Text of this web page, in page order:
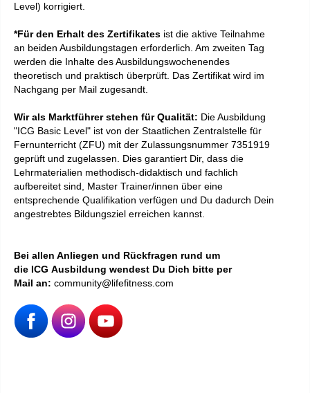
Level) korrigiert.
*Für den Erhalt des Zertifikates ist die aktive Teilnahme
an beiden Ausbildungstagen erforderlich. Am zweiten Tag
werden die Inhalte des Ausbildungswochenendes
theoretisch und praktisch überprüft. Das Zertifikat wird im
Nachgang per Mail zugesandt.
Wir als Marktführer stehen für Qualität: Die Ausbildung
"ICG Basic Level" ist von der Staatlichen Zentralstelle für
Fernunterricht (ZFU) mit der Zulassungsnummer 7351919
geprüft und zugelassen. Dies garantiert Dir, dass die
Lehrmaterialien methodisch-didaktisch und fachlich
aufbereitet sind, Master Trainer/innen über eine
entsprechende Qualifikation verfügen und Du dadurch Dein
angestrebtes Bildungsziel erreichen kannst.
Bei allen Anliegen und Rückfragen rund um
die ICG Ausbildung wendest Du Dich bitte per
Mail an: community@lifefitness.com